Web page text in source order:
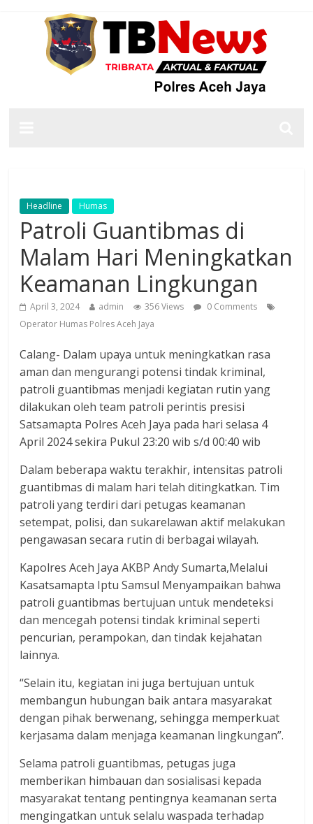
Headline Humas
Patroli Guantibmas di
Malam Hari Meningkatkan
Keamanan Lingkungan
April 3, 2024 admin 356 Views
0 Comments
Operator Humas Polres Aceh Jaya
Calang- Dalam upaya untuk meningkatkan rasa
aman dan mengurangi potensi tindak kriminal,
patroli guantibmas menjadi kegiatan rutin yang
dilakukan oleh team patroli perintis presisi
Satsamapta Polres Aceh Jaya pada hari selasa 4
April 2024 sekira Pukul 23:20 wib s/d 00:40 wib
Dalam beberapa waktu terakhir, intensitas patroli
guantibmas di malam hari telah ditingkatkan. Tim
patroli yang terdiri dari petugas keamanan
setempat, polisi, dan sukarelawan aktif melakukan
pengawasan secara rutin di berbagai wilayah.
Kapolres Aceh Jaya AKBP Andy Sumarta,Melalui
Kasatsamapta Iptu Samsul Menyampaikan bahwa
patroli guantibmas bertujuan untuk mendeteksi
dan mencegah potensi tindak kriminal seperti
pencurian, perampokan, dan tindak kejahatan
lainnya.
“Selain itu, kegiatan ini juga bertujuan untuk
membangun hubungan baik antara masyarakat
dengan pihak berwenang, sehingga memperkuat
kerjasama dalam menjaga keamanan lingkungan”.
Selama patroli guantibmas, petugas juga
memberikan himbauan dan sosialisasi kepada
masyarakat tentang pentingnya keamanan serta
mengingatkan untuk selalu waspada terhadap